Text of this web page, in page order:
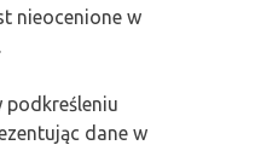
nieocenione w
dane w